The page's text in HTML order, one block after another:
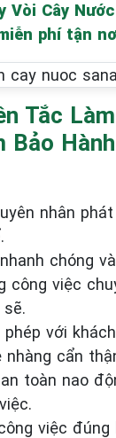
Vòi Cây
phí tận
Tắc
Bảo
nhân
chóng
công việc
sẽ.
với
nhàng cẩn
toàn nao
việc đúng